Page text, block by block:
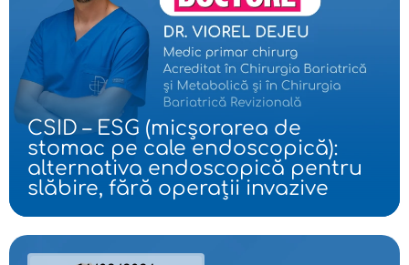
CSID – ESG (micșorarea de
stomac pe cale endoscopică):
alternativa endoscopică pentru
slăbire, fără operații invazive